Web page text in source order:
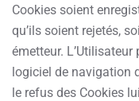
Cookies soient
qu’ils soient rejetés,
émetteur.
logiciel de navigation
le refus des Cookies